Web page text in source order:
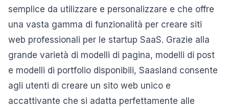
semplice da utilizzare e personalizzare e che offre
una vasta gamma di funzionalità per creare siti
web professionali per le startup SaaS. Grazie alla
grande varietà di modelli di pagina, modelli di post
e modelli di portfolio disponibili, Saasland consente
agli utenti di creare un sito web unico e
accattivante che si adatta perfettamente alle